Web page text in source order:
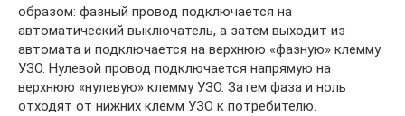
образом: фазный провод подключается на
автоматический выключатель, а затем выходит из
автомата и подключается на верхнюю «фазную» клемму
УЗО. Нулевой провод подключается напрямую на
верхнюю «нулевую» клемму УЗО. Затем фаза и ноль
отходят от нижних клемм УЗО к потребителю.